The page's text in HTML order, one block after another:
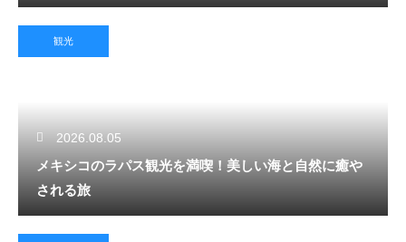
観光
2026.08.05
メキシコのラパス観光を満喫！美しい海と自然に癒や
される旅